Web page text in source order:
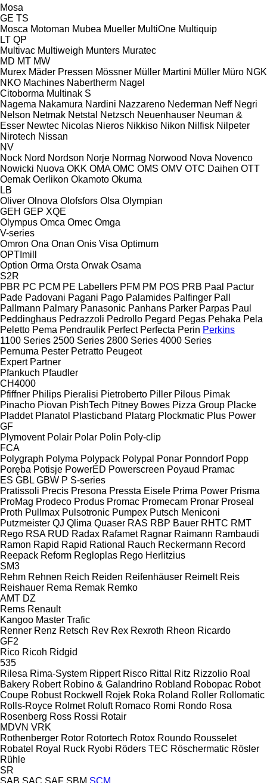
Mosa
GE TS
Mosca Motoman Mubea Mueller MultiOne Multiquip
LT QP
Multivac Multiweigh Munters Muratec
MD MT MW
Murex Mäder Pressen Mössner Müller Martini Müller Müro NGK
NKO Machines Nabertherm Nagel
Citoborma Multinak S
Nagema Nakamura Nardini Nazzareno Nederman Neff Negri
Nelson Netmak Netstal Netzsch Neuenhauser Neuman &
Esser Newtec Nicolas Nieros Nikkiso Nikon Nilfisk Nilpeter
Nirotech Nissan
NV
Nock Nord Nordson Norje Normag Norwood Nova Novenco
Nowicki Nuova OKK OMA OMC OMS OMV OTC Daihen OTT
Oemak Oerlikon Okamoto Okuma
LB
Oliver Olnova Olofsfors Olsa Olympian
GEH GEP XQE
Olympus Omca Omec Omga
V-series
Omron Ona Onan Onis Visa Optimum
OPTImill
Option Orma Orsta Orwak Osama
S2R
PBR PC PCM PE Labellers PFM PM POS PRB Paal
Pactur
Pade Padovani Pagani Pago Palamides Palfinger Pall
Pallmann Palmary Panasonic Panhans Parker Parpas Paul
Peddinghaus Pedrazzoli Pedrollo Pegard Pegas Pehaka Pela
Peletto Pema Pendraulik Perfect Perfecta Perin Perkins
1100 Series 2500 Series 2800 Series 4000 Series
Pernuma Pester Petratto Peugeot
Expert Partner
Pfankuch Pfaudler
CH4000
Pfiffner Philips Pieralisi Pietroberto Piller Pilous Pimak
Pinacho Piovan PishTech Pitney Bowes Pizza Group Placke
Pladdet Planatol Plasticband Platarg Plockmatic Plus Power
GF
Plymovent Polair Polar Polin Poly-clip
FCA
Polygraph Polyma Polypack Polypal Ponar Ponndorf Popp
Poręba Potisje PowerED Powerscreen Poyaud Pramac
ES GBL GBW P S-series
Pratissoli Precis Presona Pressta Eisele Prima Power Prisma
ProMag Prodeco Produs Promac Promecam Pronar Proseal
Proth Pullmax Pulsotronic Pumpex Putsch Meniconi
Putzmeister QJ Qlima Quaser RAS RBP Bauer RHTC RMT
Rego RSA RUD Radax Rafamet Ragnar Raimann Rambaudi
Ramon Rapid Rapid Rational Rauch Reckermann Record
Reepack Reform Regloplas Rego Herlitzius
SM3
Rehm Rehnen Reich Reiden Reifenhäuser Reimelt Reis
Reishauer Rema Remak Remko
AMT DZ
Rems Renault
Kangoo Master Trafic
Renner Renz Retsch Rev Rex Rexroth Rheon Ricardo
GF2
Rico Ricoh Ridgid
535
Rilesa Rima-System Rippert Risco Rittal Ritz Rizzolio Roal
Bakery Robert Robino & Galandrino Robland Robopac Robot
Coupe Robust Rockwell Rojek Roka Roland Roller Rollomatic
Rolls-Royce Rolmet Roluft Romaco Romi Rondo Rosa
Rosenberg Ross Rossi Rotair
MDVN VRK
Rothenberger Rotor Rotortech Rotox Roundo Rousselet
Robatel Royal Ruck Ryobi Röders TEC Röschermatic Rösler
Rühle
SR
SAB SAC SAF SBM SCM